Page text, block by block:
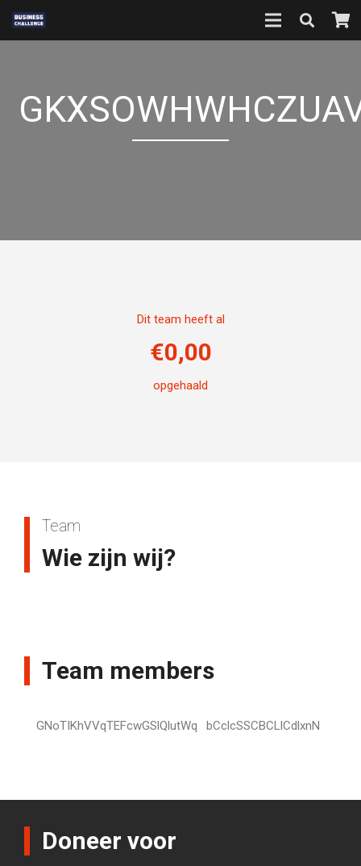
Dit team heeft al
€0,00
opgehaald
Team
Wie zijn wij?
Team members
GNoTIKhVVqTEFcwGSlQlutWq bCclcSSCBCLlCdlxnN
Doneer voor